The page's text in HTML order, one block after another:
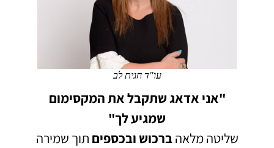
עו"ד חגית לב
"אני אדאג שתקבל את המקסימום
שמגיע לך"
שליטה מלאהברכוש ובכספים תוך שמירה